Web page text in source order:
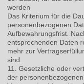
werden
Das Kriterium für die
personenbezogenen
Aufbewahrungsfrist.
entsprechenden Daten
mehr zur
sind.
11. Gesetzliche oder
der